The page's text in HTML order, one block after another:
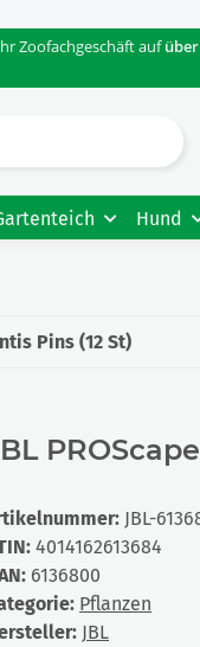
Zoofachgeschäft auf
Hund
Pins (12 St)
JBL-
4014162613684
6136800
Pflanzen
JBL